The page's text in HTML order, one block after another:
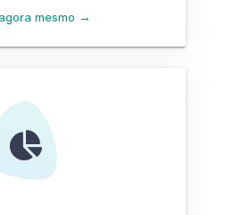
mesmo →